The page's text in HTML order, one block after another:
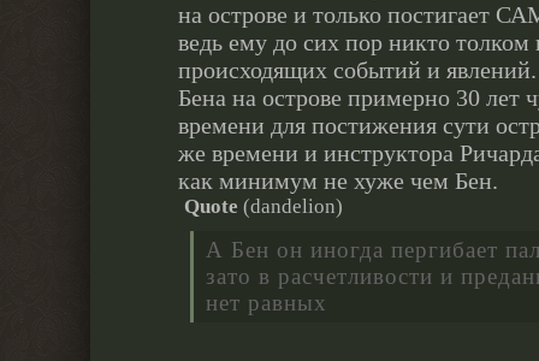
на острове и только постигает
ведь ему до сих пор никто толком
происходящих событий и
Бена на острове примерно 30 лет
времени для постижения сути
же времени и инструктора
как минимум не хуже чем Бен.
Quote (dandelion)
А Бен он иногда пергибает
зато в расчетливости и
нет равных